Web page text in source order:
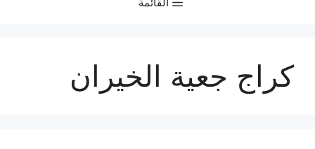
القائمة
كراج جعية الخيران